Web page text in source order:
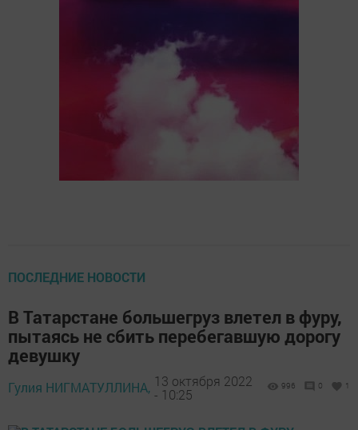
ПОСЛЕДНИЕ НОВОСТИ
В Татарстане большегруз влетел в фуру,
пытаясь не сбить перебегавшую дорогу
девушку
Гулия НИГМАТУЛЛИНА, 13 октября 2022
- 10:25
996 0 1